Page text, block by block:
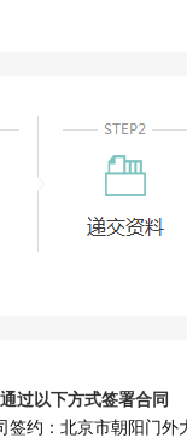
过以下方式签署合同
签约：北京市朝阳门